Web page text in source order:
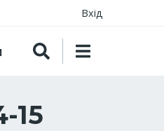
Вхід
15